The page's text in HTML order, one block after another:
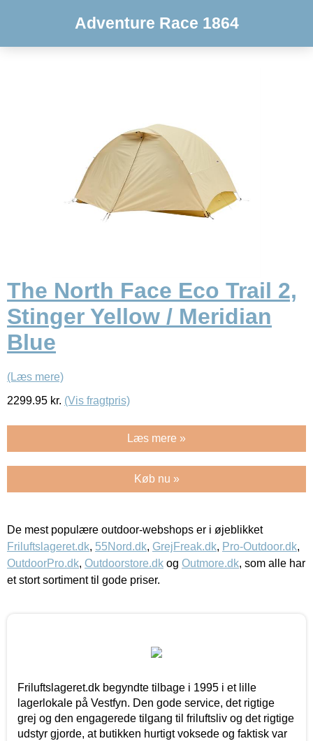
Adventure Race 1864
The North Face Eco Trail 2,
Stinger Yellow / Meridian
Blue
(Læs mere)
2299.95 kr. (Vis fragtpris)
Læs mere »
Køb nu »
De mest populære outdoor-webshops er i øjeblikket
Friluftslageret.dk, 55Nord.dk, GrejFreak.dk, Pro-Outdoor.dk,
OutdoorPro.dk, Outdoorstore.dk og Outmore.dk, som alle har
et stort sortiment til gode priser.
Friluftslageret.dk begyndte tilbage i 1995 i et lille
lagerlokale på Vestfyn. Den gode service, det rigtige
grej og den engagerede tilgang til friluftsliv og det rigtige
udstyr gjorde, at butikken hurtigt voksede og faktisk var